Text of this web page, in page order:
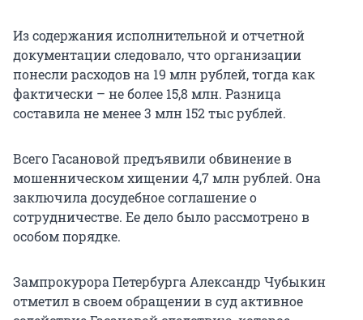
Из содержания исполнительной и отчетной
документации следовало, что организации
понесли расходов на 19 млн рублей, тогда как
фактически – не более 15,8 млн. Разница
составила не менее 3 млн 152 тыс рублей.
Всего Гасановой предъявили обвинение в
мошенническом хищении 4,7 млн рублей. Она
заключила досудебное соглашение о
сотрудничестве. Ее дело было рассмотрено в
особом порядке.
Зампрокурора Петербурга Александр Чубыкин
отметил в своем обращении в суд активное